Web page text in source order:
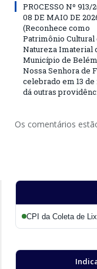
PROCESSO Nº 913/
08 DE MAIO DE
(Reconhece como
Patrimônio Cultural
Natureza Imaterial
Município de Belém
Nossa Senhora de
celebrado em 13 de
dá outras
Os comentários
CPI da Coleta de